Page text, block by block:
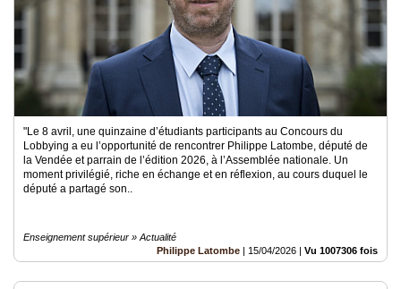
"Le 8 avril, une quinzaine d’étudiants participants au Concours du
Lobbying a eu l’opportunité de rencontrer Philippe Latombe, député de
la Vendée et parrain de l’édition 2026, à l’Assemblée nationale. Un
moment privilégié, riche en échange et en réflexion, au cours duquel le
député a partagé son..
Enseignement supérieur » Actualité
Philippe Latombe | 15/04/2026 | Vu 1007306 fois